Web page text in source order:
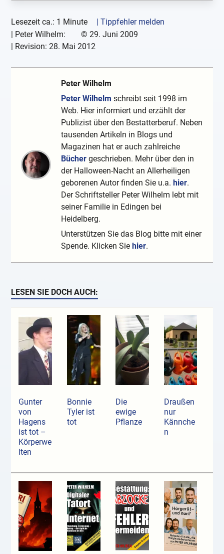
Lesezeit ca.: 1 Minute
| Tippfehler melden
| Peter Wilhelm: © 29. Juni 2009
| Revision:28. Mai 2012
Peter Wilhelm
Peter Wilhelm schreibt seit 1998 im
Web. Hier informiert und erzählt der
Publizist über den Bestatterberuf. Neben
tausenden Artikeln in Blogs und
Magazinen hat er auch zahlreiche
Bücher geschrieben. Mehr über den in
der Halloween-Nacht an Allerheiligen
geborenen Autor finden Sie u.a.hier.
Der Schriftsteller Peter Wilhelm lebt mit
seiner Familie in Edingen bei
Heidelberg.
Unterstützen Sie das Blog bitte mit einer
Spende. Klicken Siehier.
LESEN SIE DOCH AUCH:
Gunter
von
Hagens
ist tot –
Körperwe
lten
Bonnie
Tyler ist
tot
Die
ewige
Pflanze
Draußen
nur
Kännche
n